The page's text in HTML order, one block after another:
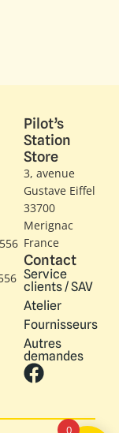
Pilot’s
Station
Store
3, avenue
Gustave Eiffel​
33700
Merignac
France
Contact
Service
clients / SAV
Atelier
Fournisseurs
Autres
demandes
0